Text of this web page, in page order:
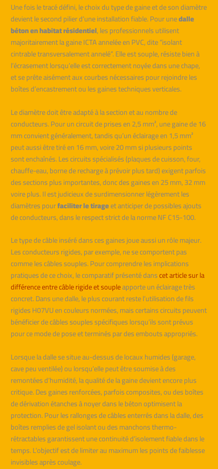
Une fois le tracé défini, le choix du type de gaine et de son diamètre
devient le second pilier d’une installation fiable. Pour unedalle
béton en habitat résidentiel, les professionnels utilisent
majoritairement la gaine ICTA annelée en PVC, dite “isolant
cintrable transversalement annelé”. Elle est souple, résiste bien à
l’écrasement lorsqu’elle est correctement noyée dans une chape,
et se prête aisément aux courbes nécessaires pour rejoindre les
boîtes d’encastrement ou les gaines techniques verticales.
Le diamètre doit être adapté à la section et au nombre de
conducteurs. Pour un circuit de prises en 2,5 mm², une gaine de 16
mm convient généralement, tandis qu’un éclairage en 1,5 mm²
peut aussi être tiré en 16 mm, voire 20 mm si plusieurs points
sont enchaînés. Les circuits spécialisés (plaques de cuisson, four,
chauffe-eau, borne de recharge à prévoir plus tard) exigent parfois
des sections plus importantes, donc des gaines en 25 mm, 32 mm
voire plus. Il est judicieux de surdimensionner légèrement les
diamètres pourfaciliter le tirageet anticiper de possibles ajouts
de conducteurs, dans le respect strict de la norme NF C15-100.
Le type de câble inséré dans ces gaines joue aussi un rôle majeur.
Les conducteurs rigides, par exemple, ne se comportent pas
comme les câbles souples. Pour comprendre les implications
pratiques de ce choix, le comparatif présenté danscet article sur la
différence entre câble rigide et soupleapporte un éclairage très
concret. Dans une dalle, le plus courant reste l’utilisation de fils
rigides H07VU en couleurs normées, mais certains circuits peuvent
bénéficier de câbles souples spécifiques lorsqu’ils sont prévus
pour ce mode de pose et terminés par des embouts appropriés.
Lorsque la dalle se situe au-dessus de locaux humides (garage,
cave peu ventilée) ou lorsqu’elle peut être soumise à des
remontées d’humidité, la qualité de la gaine devient encore plus
critique. Des gaines renforcées, parfois composites, ou des boîtes
de dérivation étanches à noyer dans le béton optimisent la
protection. Pour les rallonges de câbles enterrés dans la dalle, des
boîtes remplies de gel isolant ou des manchons thermo-
rétractables garantissent une continuité d’isolement fiable dans le
temps. L’objectif est de limiter au maximum les points de faiblesse
invisibles après coulage.